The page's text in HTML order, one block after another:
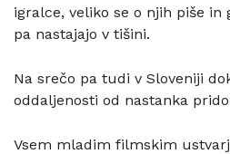
igralce, veliko se o njih piše
pa nastajajo v tišini.
Na srečo pa tudi v Sloveniji
oddaljenosti od nastanka
Vsem mladim filmskim